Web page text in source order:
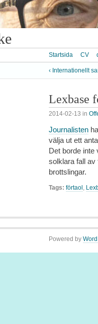
Startsida CV
‹ Internationellt
Lexbase
2014-02-13 in
Journalisten
välja ut ett
Det borde inte
solklara fall av
brottslingar.
Tags: förtaol ,
Powered by